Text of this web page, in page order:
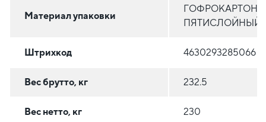
Материал упаковки
ГОФРОКАРТОН
ПЯТИСЛОЙНЫЙ
Штрихкод 4630293285066
Вес брутто, кг 232.5
Вес нетто, кг 230